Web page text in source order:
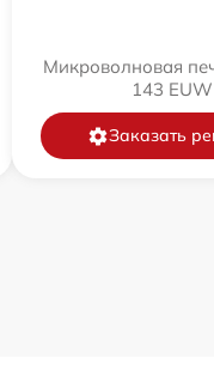
Микроволновая
143 EUW
Заказать